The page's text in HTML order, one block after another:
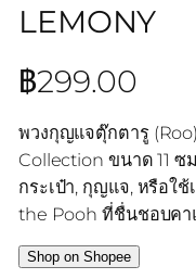
LEMONY
฿299.00
พวงกุญแจตุ๊กตารู
Collection ขนาด 11
กระเป๋า, กุญแจ, หรือใ
the Pooh ที่ชื่นชอบคา
Shop on Shopee